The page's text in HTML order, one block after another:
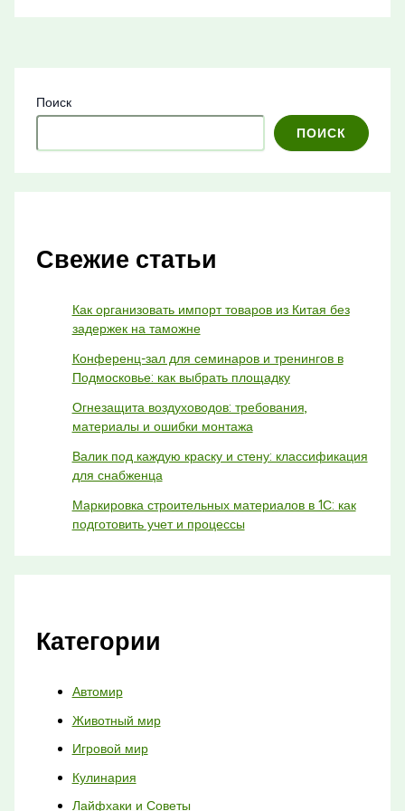
Поиск
ПОИСК
Свежие статьи
Как организовать импорт товаров из Китая без
задержек на таможне
Конференц-зал для семинаров и тренингов в
Подмосковье: как выбрать площадку
Огнезащита воздуховодов: требования,
материалы и ошибки монтажа
Валик под каждую краску и стену: классификация
для снабженца
Маркировка строительных материалов в 1С: как
подготовить учет и процессы
Категории
Автомир
Животный мир
Игровой мир
Кулинария
Лайфхаки и Советы